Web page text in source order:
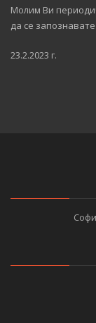
Молим Ви
да се
23.2.2023 г.